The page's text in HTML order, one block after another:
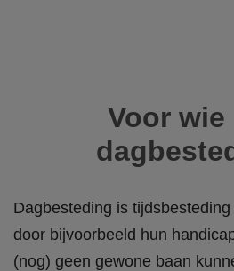
Voor wie
Dagbesteding is
door bijvoorbeeld hun
(nog) geen gewone baan